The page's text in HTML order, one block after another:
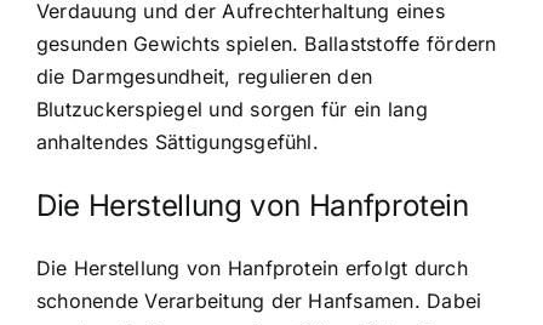
Verdauung und der Aufrechterhaltung eines
gesunden Gewichts spielen. Ballaststoffe fördern
die Darmgesundheit, regulieren den
Blutzuckerspiegel und sorgen für ein lang
anhaltendes Sättigungsgefühl.
Die Herstellung von Hanfprotein
Die Herstellung von Hanfprotein erfolgt durch
schonende Verarbeitung der Hanfsamen. Dabei